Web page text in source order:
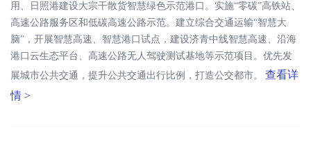
用、日照港建设大宗干散货智慧绿色示范港口。实施“零碳”高铁站、
高速公路服务区和低碳高速公路示范。建立综合交通运输“智慧大
脑”，开展智慧高速、智慧港口试点，建设济青中线智慧高速、沿海
港口云生态平台、高速公路无人驾驶测试基地等示范项目。优先发
展城市公共交通，提升公共交通出行比例，打造公交都市。
查看详
情 >